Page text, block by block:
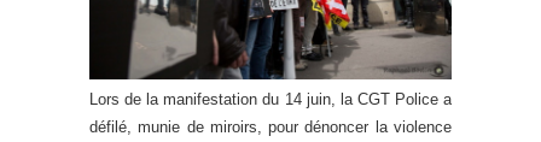
Lors de la manifestation du 14 juin, la CGT Police a
défilé, munie de miroirs, pour dénoncer la violence